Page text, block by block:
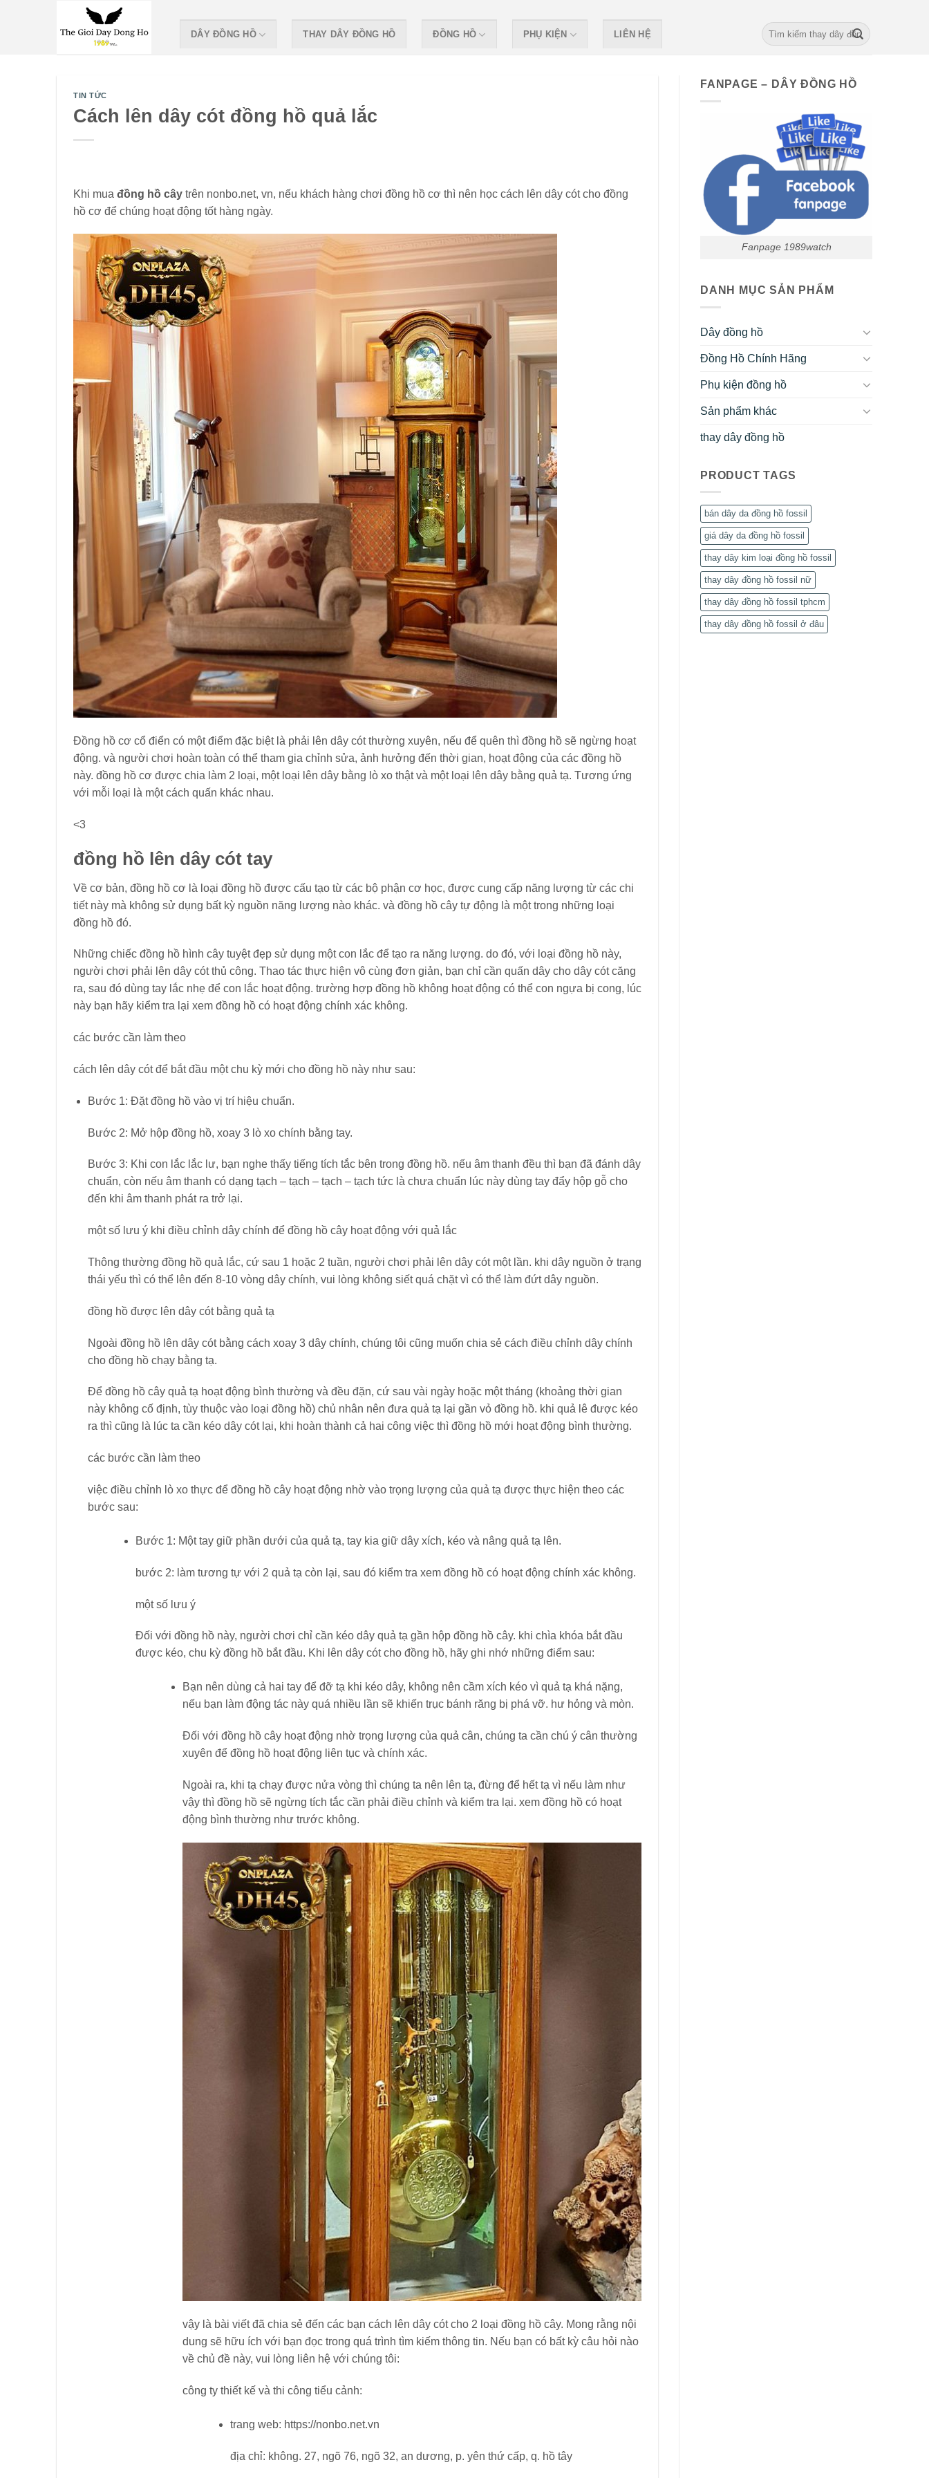
DÂY ĐỒNG HỒ THAY DÂY ĐỒNG HỒ ĐỒNG HỒ PHỤ KIỆN LIÊN HỆ
Search
for:
TIN TỨC
Cách lên dây cót đồng hồ quả lắc
Khi mua đồng hồ cây trên nonbo.net, vn, nếu khách hàng chơi đồng hồ cơ thì nên học cách lên dây cót cho đồng
hồ cơ để chúng hoạt động tốt hàng ngày.
Đồng hồ cơ cổ điển có một điểm đặc biệt là phải lên dây cót thường xuyên, nếu để quên thì đồng hồ sẽ ngừng hoạt
động. và người chơi hoàn toàn có thể tham gia chỉnh sửa, ảnh hưởng đến thời gian, hoạt động của các đồng hồ
này. đồng hồ cơ được chia làm 2 loại, một loại lên dây bằng lò xo thật và một loại lên dây bằng quả tạ. Tương ứng
với mỗi loại là một cách quấn khác nhau.
<3
đồng hồ lên dây cót tay
Về cơ bản, đồng hồ cơ là loại đồng hồ được cấu tạo từ các bộ phận cơ học, được cung cấp năng lượng từ các chi
tiết này mà không sử dụng bất kỳ nguồn năng lượng nào khác. và đồng hồ cây tự động là một trong những loại
đồng hồ đó.
Những chiếc đồng hồ hình cây tuyệt đẹp sử dụng một con lắc để tạo ra năng lượng. do đó, với loại đồng hồ này,
người chơi phải lên dây cót thủ công. Thao tác thực hiện vô cùng đơn giản, bạn chỉ cần quấn dây cho dây cót căng
ra, sau đó dùng tay lắc nhẹ để con lắc hoạt động. trường hợp đồng hồ không hoạt động có thể con ngựa bị cong, lúc
này bạn hãy kiểm tra lại xem đồng hồ có hoạt động chính xác không.
các bước cần làm theo
cách lên dây cót để bắt đầu một chu kỳ mới cho đồng hồ này như sau:
Bước 1: Đặt đồng hồ vào vị trí hiệu chuẩn.
Bước 2: Mở hộp đồng hồ, xoay 3 lò xo chính bằng tay.
Bước 3: Khi con lắc lắc lư, bạn nghe thấy tiếng tích tắc bên trong đồng hồ. nếu âm thanh đều thì bạn đã đánh dây
chuẩn, còn nếu âm thanh có dạng tạch – tạch – tạch – tạch tức là chưa chuẩn lúc này dùng tay đẩy hộp gỗ cho
đến khi âm thanh phát ra trở lại.
một số lưu ý khi điều chỉnh dây chính để đồng hồ cây hoạt động với quả lắc
Thông thường đồng hồ quả lắc, cứ sau 1 hoặc 2 tuần, người chơi phải lên dây cót một lần. khi dây nguồn ở trạng
thái yếu thì có thể lên đến 8-10 vòng dây chính, vui lòng không siết quá chặt vì có thể làm đứt dây nguồn.
đồng hồ được lên dây cót bằng quả tạ
Ngoài đồng hồ lên dây cót bằng cách xoay 3 dây chính, chúng tôi cũng muốn chia sẻ cách điều chỉnh dây chính
cho đồng hồ chạy bằng tạ.
Để đồng hồ cây quả tạ hoạt động bình thường và đều đặn, cứ sau vài ngày hoặc một tháng (khoảng thời gian
này không cố định, tùy thuộc vào loại đồng hồ) chủ nhân nên đưa quả tạ lại gần vỏ đồng hồ. khi quả lê được kéo
ra thì cũng là lúc ta cần kéo dây cót lại, khi hoàn thành cả hai công việc thì đồng hồ mới hoạt động bình thường.
các bước cần làm theo
việc điều chỉnh lò xo thực để đồng hồ cây hoạt động nhờ vào trọng lượng của quả tạ được thực hiện theo các
bước sau:
Bước 1: Một tay giữ phần dưới của quả tạ, tay kia giữ dây xích, kéo và nâng quả tạ lên.
bước 2: làm tương tự với 2 quả tạ còn lại, sau đó kiểm tra xem đồng hồ có hoạt động chính xác không.
một số lưu ý
Đối với đồng hồ này, người chơi chỉ cần kéo dây quả tạ gần hộp đồng hồ cây. khi chìa khóa bắt đầu
được kéo, chu kỳ đồng hồ bắt đầu. Khi lên dây cót cho đồng hồ, hãy ghi nhớ những điểm sau:
Bạn nên dùng cả hai tay để đỡ tạ khi kéo dây, không nên cầm xích kéo vì quả tạ khá nặng,
nếu bạn làm động tác này quá nhiều lần sẽ khiến trục bánh răng bị phá vỡ. hư hỏng và mòn.
Đối với đồng hồ cây hoạt động nhờ trọng lượng của quả cân, chúng ta cần chú ý cân thường
xuyên để đồng hồ hoạt động liên tục và chính xác.
Ngoài ra, khi tạ chạy được nửa vòng thì chúng ta nên lên tạ, đừng để hết tạ vì nếu làm như
vậy thì đồng hồ sẽ ngừng tích tắc cần phải điều chỉnh và kiểm tra lại. xem đồng hồ có hoạt
động bình thường như trước không.
vậy là bài viết đã chia sẻ đến các bạn cách lên dây cót cho 2 loại đồng hồ cây. Mong rằng nội
dung sẽ hữu ích với bạn đọc trong quá trình tìm kiếm thông tin. Nếu bạn có bất kỳ câu hỏi nào
về chủ đề này, vui lòng liên hệ với chúng tôi:
công ty thiết kế và thi công tiểu cảnh:
trang web: https://nonbo.net.vn
địa chỉ: không. 27, ngõ 76, ngõ 32, an dương, p. yên thứ cấp, q. hồ tây
FANPAGE – DÂY ĐỒNG HỒ
Fanpage 1989watch
DANH MỤC SẢN PHẨM
Dây đồng hồ
Đồng Hồ Chính Hãng
Phụ kiện đồng hồ
Sản phẩm khác
thay dây đồng hồ
PRODUCT TAGS
bán dây da đồng hồ fossil
giá dây da đồng hồ fossil
thay dây kim loại đồng hồ fossil
thay dây đồng hồ fossil nữ
thay dây đồng hồ fossil tphcm
thay dây đồng hồ fossil ở đâu